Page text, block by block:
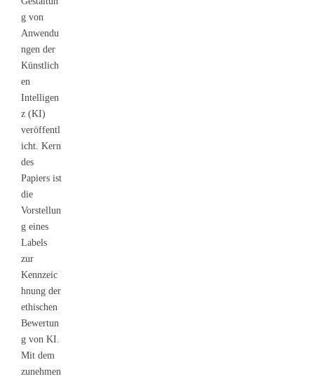
g von
Anwendu
ngen der
Künstlich
en
Intelligen
z (KI)
veröffentl
icht. Kern
des
Papiers ist
die
Vorstellun
g eines
Labels
zur
Kennzeic
hnung der
ethischen
Bewertun
g von KI.
Mit dem
zunehmen